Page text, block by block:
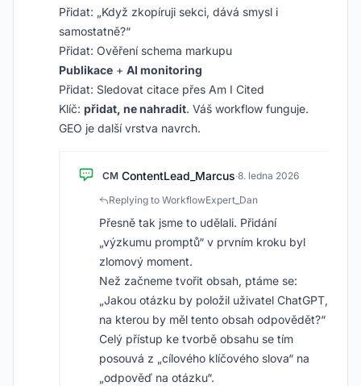
Přidat: „Když zkopíruji sekci, dává smysl i
samostatně?“
Přidat: Ověření schema markupu
Publikace + AI monitoring
Přidat: Sledovat citace přes Am I Cited
Klíč: přidat, ne nahradit. Váš workflow funguje.
GEO je další vrstva navrch.
CM ContentLead_Marcus·8. ledna 2026
Replying to WorkflowExpert_Dan
Přesně tak jsme to udělali. Přidání
„výzkumu promptů“ v prvním kroku byl
zlomový moment.
Než začneme tvořit obsah, ptáme se:
„Jakou otázku by položil uživatel ChatGPT,
na kterou by měl tento obsah odpovědět?“
Celý přístup ke tvorbě obsahu se tím
posouvá z „cílového klíčového slova“ na
„odpověď na otázku“.